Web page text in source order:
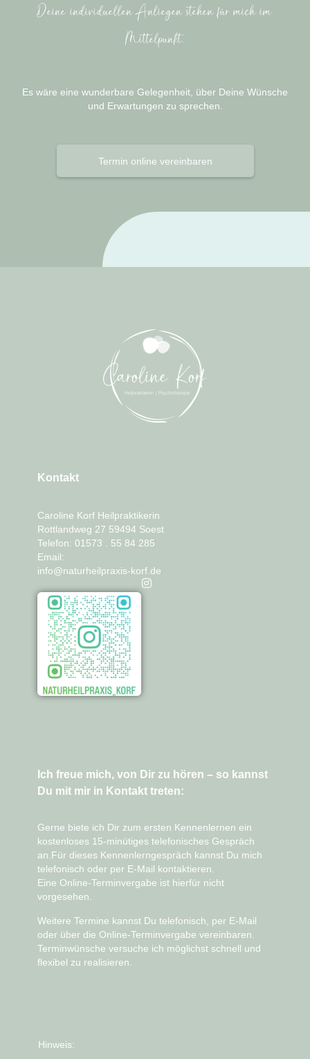
Deine individuellen Anliegen stehen für mich im
Mittelpunkt.
Es wäre eine wunderbare Gelegenheit, über Deine Wünsche
und Erwartungen zu sprechen.
Termin online vereinbaren
Kontakt
Caroline Korf Heilpraktikerin
Rottlandweg 27 59494 Soest
Telefon: 01573 . 55 84 285
Email:
info@naturheilpraxis-korf.de
Ich freue mich, von Dir zu hören – so kannst
Du mit mir in Kontakt treten:
Gerne biete ich Dir zum ersten Kennenlernen ein
kostenloses 15-minütiges telefonisches Gespräch
an.Für dieses Kennenlerngespräch kannst Du mich
telefonisch oder per E-Mail kontaktieren.
Eine Online-Terminvergabe ist hierfür nicht
vorgesehen.
Weitere Termine kannst Du telefonisch, per E-Mail
oder über die Online-Terminvergabe vereinbaren.
Terminwünsche versuche ich möglichst schnell und
flexibel zu realisieren.
Hinweis: